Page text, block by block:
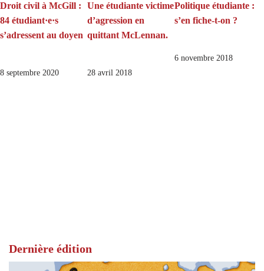
Droit civil à McGill :
84 étudiant·e·s
s’adressent au doyen
8 septembre 2020
Une étudiante victime
d’agression en
quittant McLennan.
28 avril 2018
Politique étudiante :
s’en fiche-t-on ?
6 novembre 2018
Dernière édition